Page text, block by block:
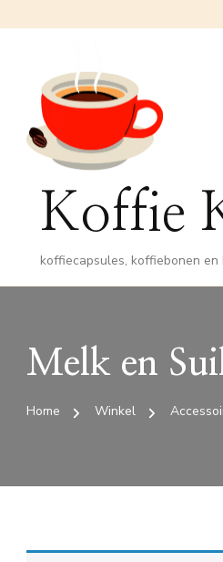
Koffie
koffiecapsules, koffiebonen en
Melk en
Home Winkel